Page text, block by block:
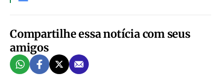
Compartilhe essa notícia com seus
amigos